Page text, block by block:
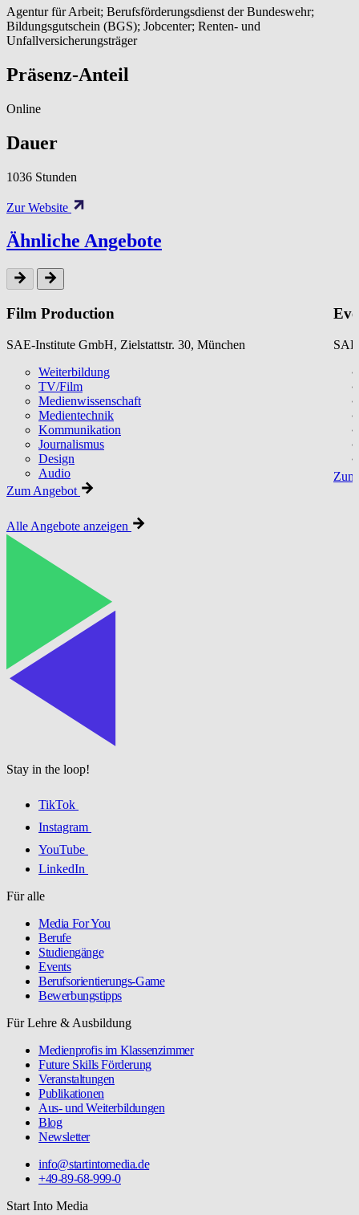
Agentur für Arbeit; Berufsförderungsdienst der Bundeswehr;
Bildungsgutschein (BGS); Jobcenter; Renten- und
Unfallversicherungsträger
Präsenz-Anteil
Online
Dauer
1036 Stunden
Zur Website
Ähnliche Angebote
Film Production
SAE-Institute GmbH, Zielstattstr. 30, München
Weiterbildung
TV/Film
Medienwissenschaft
Medientechnik
Kommunikation
Journalismus
Design
Audio
Zum Angebot
Alle Angebote anzeigen
Stay in the loop!
TikTok
Instagram
YouTube
LinkedIn
Für alle
Media For You
Berufe
Studiengänge
Events
Berufsorientierungs-Game
Bewerbungstipps
Für Lehre & Ausbildung
Medienprofis im Klassenzimmer
Future Skills Förderung
Veranstaltungen
Publikationen
Aus- und Weiterbildungen
Blog
Newsletter
info@startintomedia.de
+49-89-68-999-0
Start Into Media